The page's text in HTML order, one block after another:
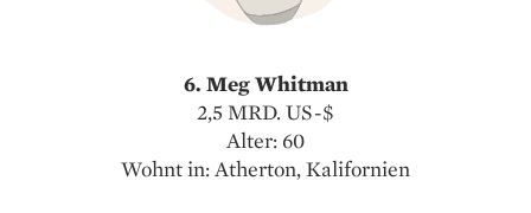
6. Meg Whitman
2,5 MRD. US-$
Alter: 60
Wohnt in: Atherton, Kalifornien